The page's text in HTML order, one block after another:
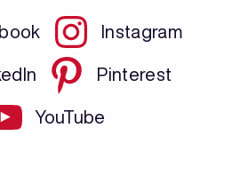
Instagram
Pinterest
YouTube